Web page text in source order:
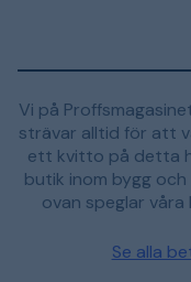
Vi på
strävar alltid för att
ett kvitto på detta
butik inom bygg
ovan speglar
Se alla